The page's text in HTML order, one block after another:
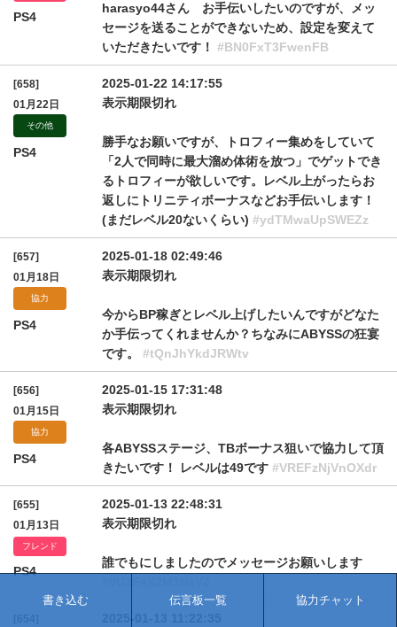
PS4
harasyo44さん お手伝いしたいのですが、メッ
セージを送ることができないため、設定を変えて
いただきたいです！ #BN0FxT3FwenFB
[658]
01月22日
その他
PS4
2025-01-22 14:17:55
表示期限切れ
勝手なお願いですが、トロフィー集めをしていて
「2人で同時に最大溜め体術を放つ」でゲットでき
るトロフィーが欲しいです。レベル上がったらお
返しにトリニティボーナスなどお手伝いします！
(まだレベル20ないくらい) #ydTMwaUpSWEZz
[657]
01月18日
協力
PS4
2025-01-18 02:49:46
表示期限切れ
今からBP稼ぎとレベル上げしたいんですがどなた
か手伝ってくれませんか？ちなみにABYSSの狂宴
です。 #tQnJhYkdJRWtv
[656]
01月15日
協力
PS4
2025-01-15 17:31:48
表示期限切れ
各ABYSSステージ、TBボーナス狙いで協力して頂
きたいです！ レベルは49です #VREFzNjVnOXdr
[655]
01月13日
フレンド
PS4
2025-01-13 22:48:31
表示期限切れ
誰でもにしましたのでメッセージお願いします
書き込む 伝言板一覧 協力チャット